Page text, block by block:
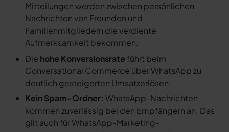
Mitteilungen werden zwischen persönlichen
Nachrichten von Freunden und
Familienmitgliedern die verdiente
Aufmerksamkeit bekommen.
Die hohe Konversionsrate führt beim
Conversational Commerce über WhatsApp zu
deutlich gesteigerten Umsatzerlösen.
Kein Spam-Ordner: WhatsApp-Nachrichten
kommen zuverlässig bei den Empfängern an. Das
gilt auch für WhatsApp-Marketing-